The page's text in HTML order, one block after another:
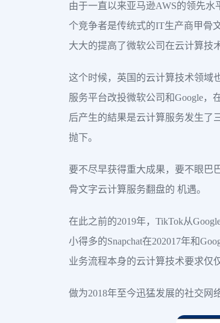
由于一直以来亚马逊AWS的领先
个竞争者是传统式的IT生产商甲骨
大大的提高了微软公司在云计算技
这个时候，英国的云计算技术领域
服务平台改投微软公司和Google，
后产生的結果是云计算服务发生了
抛下。
要不尽早获得重大成果，要不眼巴
骨文字云计算服务翻盘的 机遇。
在此之前的2019年，TikTok从
小得多的Snapchat在202017年和
业务流程本身的云计算技术要求仅
做为2018年至今迅猛发展的社交网